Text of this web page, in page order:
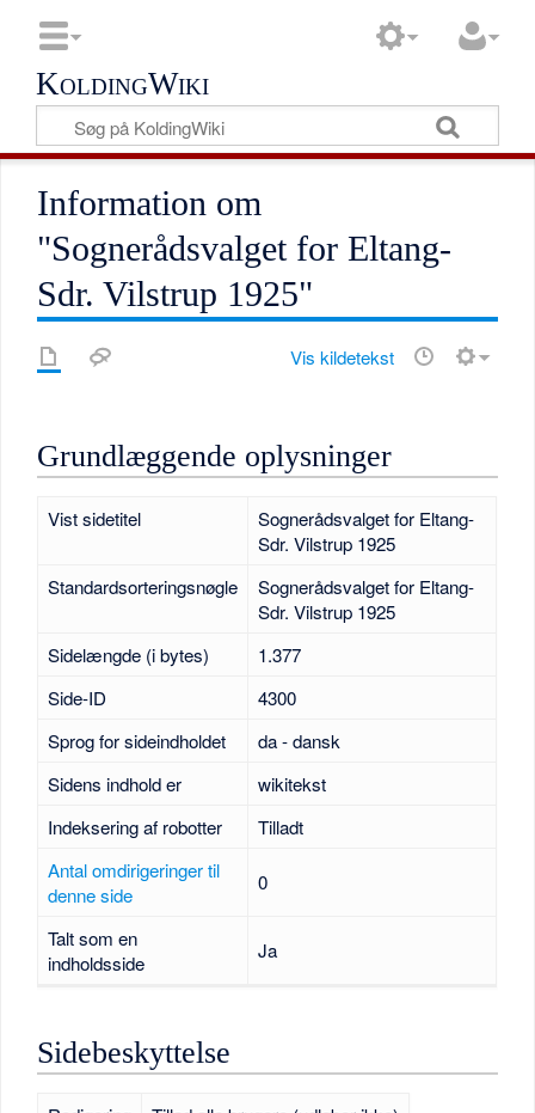
KoldingWiki
Information om
"Sognerådsvalget for Eltang-
Sdr. Vilstrup 1925"
Vis kildetekst
Grundlæggende oplysninger
Vist sidetitel
Sognerådsvalget for Eltang-
Sdr. Vilstrup 1925
Standardsorteringsnøgle
Sognerådsvalget for Eltang-
Sdr. Vilstrup 1925
Sidelængde (i bytes)
1.377
Side-ID
4300
Sprog for sideindholdet
da - dansk
Sidens indhold er
wikitekst
Indeksering af robotter
Tilladt
Antal omdirigeringer til
denne side
0
Talt som en
indholdsside
Ja
Sidebeskyttelse